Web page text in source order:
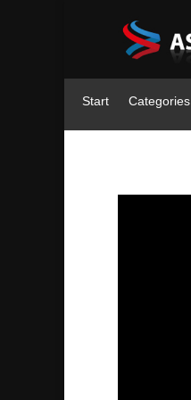
Start Categories